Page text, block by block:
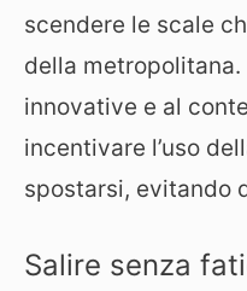
scendere le scale
della
innovative e al
incentivare l’uso
spostarsi, evitando
Salire senza